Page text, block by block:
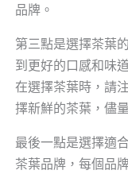
品牌。
第三點是選擇茶葉
到更好的口感和味
在選擇茶葉時，請
擇新鮮的茶葉，儘
最後一點是選擇適
茶葉品牌，每個品